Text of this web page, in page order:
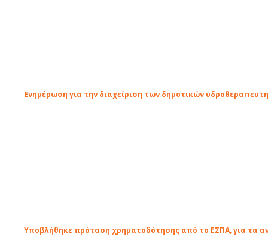
Ενημέρωση για την διαχείριση των δημοτικών
Υποβλήθηκε πρόταση χρηματοδότησης από το ΕΣΠΑ, για τα